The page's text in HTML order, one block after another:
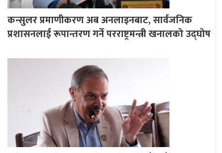
कन्सुलर प्रमाणीकरण अब अनलाइनबाट, सार्वजनिक
प्रशासनलाई रूपान्तरण गर्ने परराष्ट्रमन्त्री खनालको उद्घोष